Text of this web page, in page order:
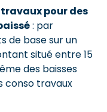
pour des
: par
de base sur un
situé entre 15
des baisses
conso travaux